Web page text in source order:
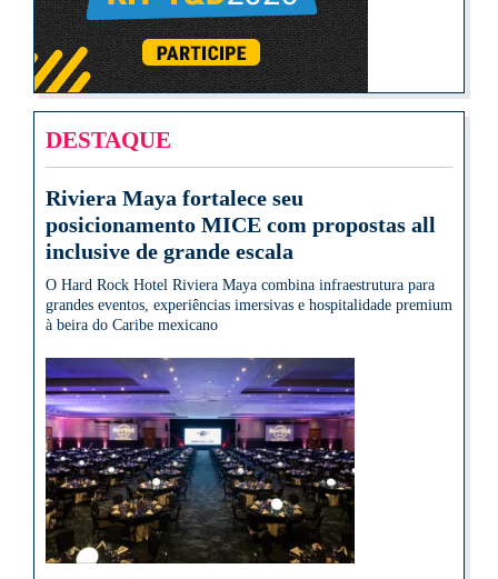
DESTAQUE
Riviera Maya fortalece seu
posicionamento MICE com propostas all
inclusive de grande escala
O Hard Rock Hotel Riviera Maya combina infraestrutura para
grandes eventos, experiências imersivas e hospitalidade premium
à beira do Caribe mexicano